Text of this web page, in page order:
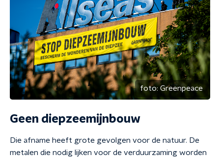
foto: Greenpeace
Geen diepzeemijnbouw
Die afname heeft grote gevolgen voor de natuur. De
metalen die nodig lijken voor de verduurzaming worden